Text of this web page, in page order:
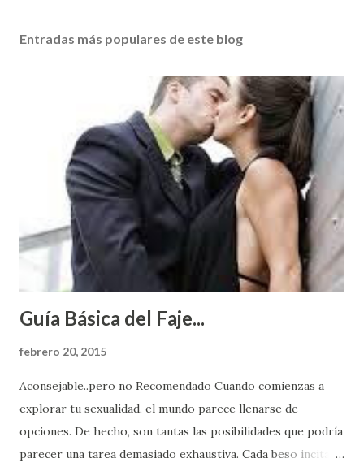
Entradas más populares de este blog
Guía Básica del Faje...
febrero 20, 2015
Aconsejable..pero no Recomendado Cuando comienzas a
explorar tu sexualidad, el mundo parece llenarse de
opciones. De hecho, son tantas las posibilidades que podría
parecer una tarea demasiado exhaustiva. Cada beso incita